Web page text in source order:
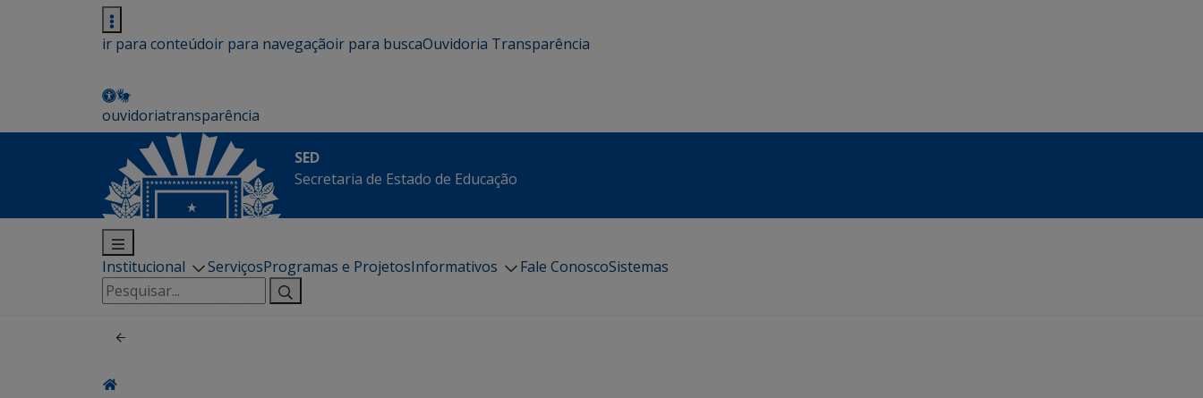
ir para conteúdoir para navegaçãoir para buscaOuvidoria Transparência
ouvidoriatransparência
SED
Secretaria de Estado de Educação
Institucional ServiçosProgramas e ProjetosInformativos Fale ConoscoSistemas
Pesquisar
por: